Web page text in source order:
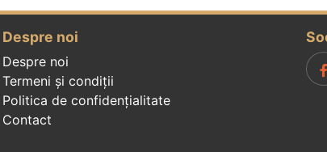
Despre noi
Despre noi
Termeni și condiții
Politica de confidenţialitate
Contact